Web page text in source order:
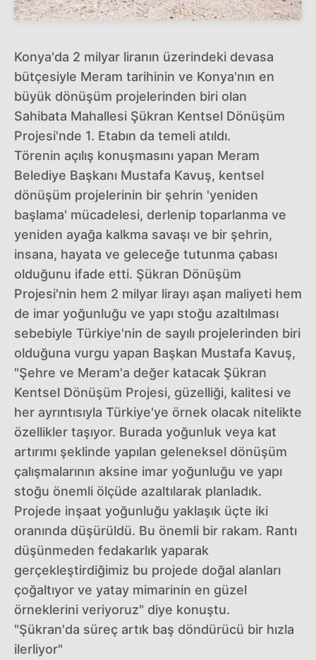
Konya'da 2 milyar liranın üzerindeki devasa
bütçesiyle Meram tarihinin ve Konya'nın en
büyük dönüşüm projelerinden biri olan
Sahibata Mahallesi Şükran Kentsel Dönüşüm
Projesi'nde 1. Etabın da temeli atıldı.
Törenin açılış konuşmasını yapan Meram
Belediye Başkanı Mustafa Kavuş, kentsel
dönüşüm projelerinin bir şehrin 'yeniden
başlama' mücadelesi, derlenip toparlanma ve
yeniden ayağa kalkma savaşı ve bir şehrin,
insana, hayata ve geleceğe tutunma çabası
olduğunu ifade etti. Şükran Dönüşüm
Projesi'nin hem 2 milyar lirayı aşan maliyeti hem
de imar yoğunluğu ve yapı stoğu azaltılması
sebebiyle Türkiye'nin de sayılı projelerinden biri
olduğuna vurgu yapan Başkan Mustafa Kavuş,
"Şehre ve Meram'a değer katacak Şükran
Kentsel Dönüşüm Projesi, güzelliği, kalitesi ve
her ayrıntısıyla Türkiye'ye örnek olacak nitelikte
özellikler taşıyor. Burada yoğunluk veya kat
artırımı şeklinde yapılan geleneksel dönüşüm
çalışmalarının aksine imar yoğunluğu ve yapı
stoğu önemli ölçüde azaltılarak planladık.
Projede inşaat yoğunluğu yaklaşık üçte iki
oranında düşürüldü. Bu önemli bir rakam. Rantı
düşünmeden fedakarlık yaparak
gerçekleştirdiğimiz bu projede doğal alanları
çoğaltıyor ve yatay mimarinin en güzel
örneklerini veriyoruz" diye konuştu.
"Şükran'da süreç artık baş döndürücü bir hızla
ilerliyor"